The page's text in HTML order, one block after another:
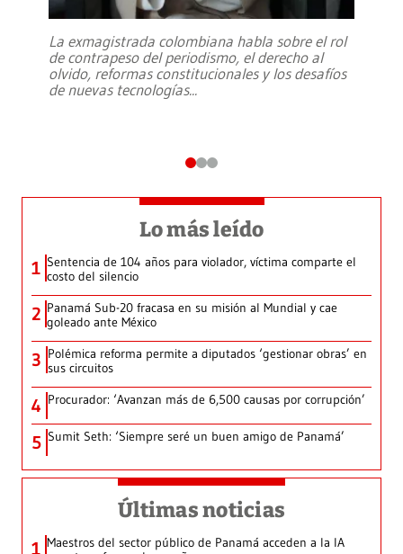
La exmagistrada colombiana habla sobre el rol
de contrapeso del periodismo, el derecho al
olvido, reformas constitucionales y los desafíos
de nuevas tecnologías...
Lo más leído
1 Sentencia de 104 años para violador, víctima comparte el
costo del silencio
2 Panamá Sub-20 fracasa en su misión al Mundial y cae
goleado ante México
3 Polémica reforma permite a diputados ‘gestionar obras’ en
sus circuitos
4 Procurador: ‘Avanzan más de 6,500 causas por corrupción’
5 Sumit Seth: ‘Siempre seré un buen amigo de Panamá’
Últimas noticias
1 Maestros del sector público de Panamá acceden a la IA